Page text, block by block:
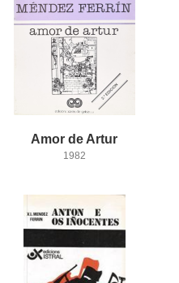
Amor de Artur
1982